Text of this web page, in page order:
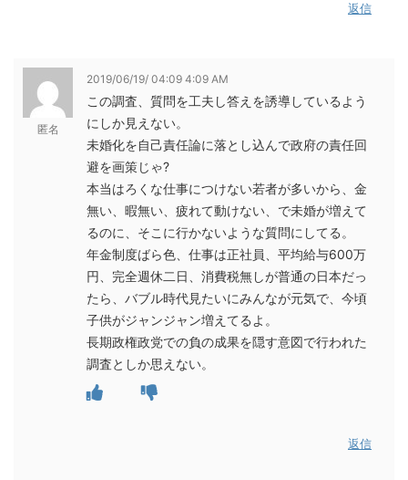
返信
匿名
2019/06/19/ 04:09 4:09 AM
この調査、質問を工夫し答えを誘導しているよう
にしか見えない。
未婚化を自己責任論に落とし込んで政府の責任回
避を画策じゃ?
本当はろくな仕事につけない若者が多いから、金
無い、暇無い、疲れて動けない、で未婚が増えて
るのに、そこに行かないような質問にしてる。
年金制度ばら色、仕事は正社員、平均給与600万
円、完全週休二日、消費税無しが普通の日本だっ
たら、バブル時代見たいにみんなが元気で、今頃
子供がジャンジャン増えてるよ。
長期政権政党での負の成果を隠す意図で行われた
調査としか思えない。
返信